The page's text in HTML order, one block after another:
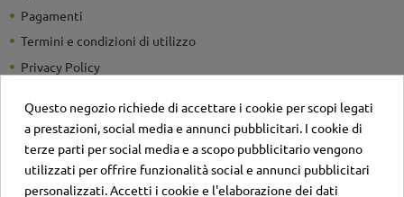
Pagamenti
Termini e condizioni di utilizzo
Privacy Policy
Detrazioni Fiscali
Sei un'azienda? Richiedi un listino personalizzato
Il negozio
Questo negozio richiede di accettare i cookie per scopi legati
a prestazioni, social media e annunci pubblicitari. I cookie di
terze parti per social media e a scopo pubblicitario vengono
utilizzati per offrire funzionalità social e annunci pubblicitari
personalizzati. Accetti i cookie e l'elaborazione dei dati